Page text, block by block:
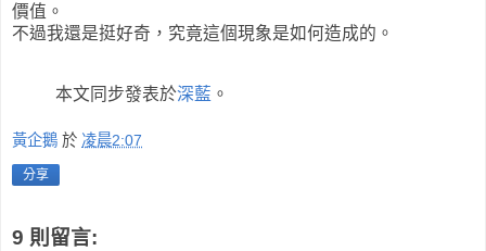
價值。
不過我還是挺好奇，究竟這個現象是如何造成的。
本文同步發表於深藍 。
黃企鵝 於 凌晨2:07
分享
9 則留言: